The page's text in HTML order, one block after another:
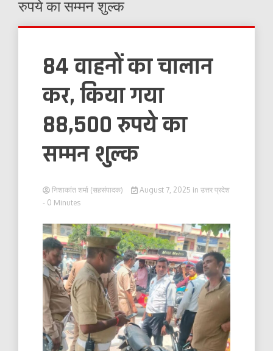
रुपये का सम्मन शुल्क
84 वाहनों का चालान
कर, किया गया
88,500 रुपये का
सम्मन शुल्क
निशाकांत शर्मा (सहसंपादक) August 7, 2025 in उत्तर प्रदेश
- 0 Minutes